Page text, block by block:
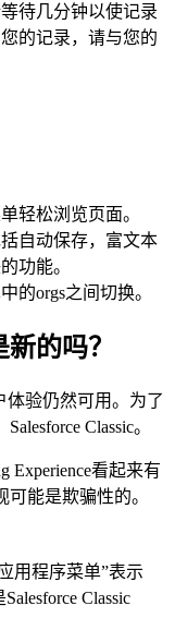
待几分钟以使记录
的记录，请与您的
轻松浏览页面。
自动保存，富文本
功能。
的orgs之间切换。
的吗？
体验仍然可用。为了
Classic。
Experience看起来有
能是欺骗性的。
用程序菜单”表示
Classic